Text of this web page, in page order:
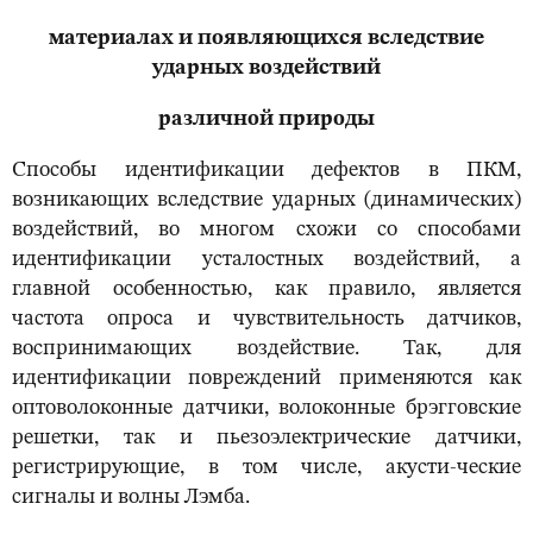
материалах и появляющихся вследствие
ударных воздействий
различной природы
Способы идентификации дефектов в ПКМ,
возникающих вследствие ударных (динамических)
воздействий, во многом схожи со способами
идентификации усталостных воздействий, а
главной особенностью, как правило, является
частота опроса и чувствительность датчиков,
воспринимающих воздействие. Так, для
идентификации повреждений применяются как
оптоволоконные датчики, волоконные брэгговские
решетки, так и пьезоэлектрические датчики,
регистрирующие, в том числе, акусти-ческие
сигналы и волны Лэмба.